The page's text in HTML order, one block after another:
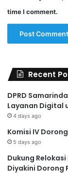
time I comment.
Recent
DPRD
Layanan Digital
4 days ago
Komisi IV
5 days ago
Dukung
Diyakini Dorong